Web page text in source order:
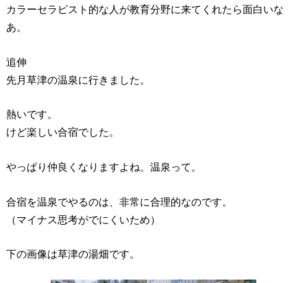
カラーセラピスト的な人が教育分野に来てくれたら面白いな
あ。
追伸
先月草津の温泉に行きました。
熱いです。
けど楽しい合宿でした。
やっぱり仲良くなりますよね。温泉って。
合宿を温泉でやるのは、非常に合理的なのです。
（マイナス思考がでにくいため）
下の画像は草津の湯畑です。